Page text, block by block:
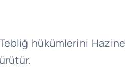
hükümlerini Hazine